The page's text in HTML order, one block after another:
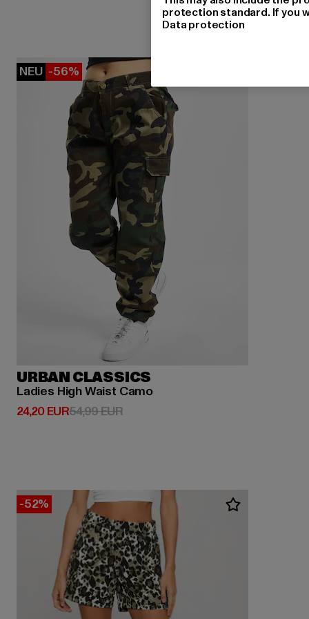
NEU -56%
URBAN CLASSICS
Ladies High Waist Camo
24,20 EUR
Derzeitiger Preis: 24,20 EUR
54,99 EURAktionspreis: 54,99 EUR
-52%
protection standard. If you
Data protection